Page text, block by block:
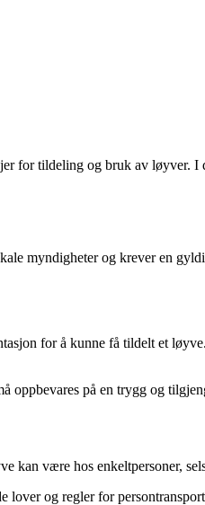
for tildeling og bruk av løyver.
myndigheter og krever en
for å kunne få tildelt et
oppbevares på en trygg og
kan være hos enkeltpersoner,
lover og regler for